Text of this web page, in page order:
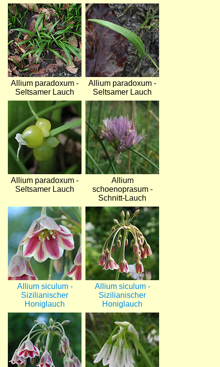
Bild
Allium paradoxum -
Seltsamer Lauch
Bild
Allium paradoxum -
Seltsamer Lauch
Allium paradoxum -
Seltsamer Lauch
Bild
Allium
schoenoprasum -
Schnitt-Lauch
Bild
Allium siculum -
Sizilianischer
Honiglauch
Bild
Allium siculum -
Sizilianischer
Honiglauch
Bild
Bild